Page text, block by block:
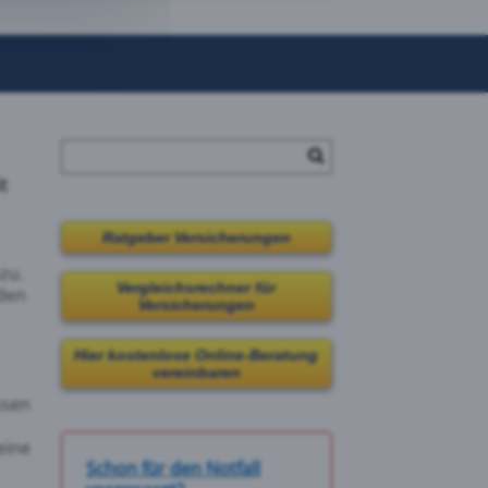
Ratgeber Versicherungen
Vergleichsrechner für
Versicherungen
Hier kostenlose Online-Beratung
vereinbaren
Schon für den Notfall